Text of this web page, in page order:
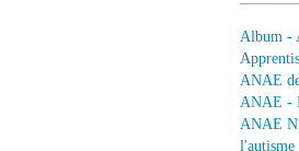
Album -
ANAE
ANAE -
ANAE
l'autisme